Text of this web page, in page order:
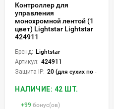
Контроллер для
управления
монохромной лентой (1
цвет) Lightstar Lightstar
424911
Бренд: Lightstar
Артикул: 424911
Защита IP: 20 (для сухих пом.)
НАЛИЧИЕ: 42 ШТ.
+99 бонус(ов)